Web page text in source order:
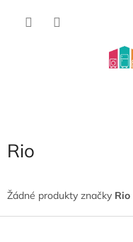
Rio
Žádné produkty značky Rio